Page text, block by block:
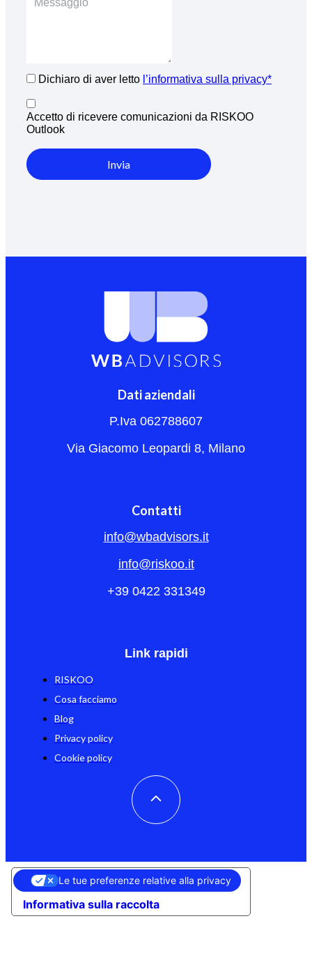
Dichiaro di aver letto l’informativa sulla privacy*
Accetto di ricevere comunicazioni da RISKOO
Outlook
Invia
Dati aziendali
P.Iva 062788607
Via Giacomo Leopardi 8, Milano
Contatti
info@wbadvisors.it
info@riskoo.it
+39 0422 331349
Link rapidi
RISKOO
Cosa facciamo
Blog
Privacy policy
Cookie policy
Informativa sulla raccolta
Le tue preferenze relative alla privacy